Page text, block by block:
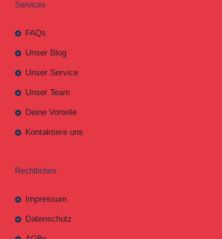
Services
FAQs
Unser Blog
Unser Service
Unser Team
Deine Vorteile
Kontaktiere uns
Rechtliches
Impressum
Datenschutz